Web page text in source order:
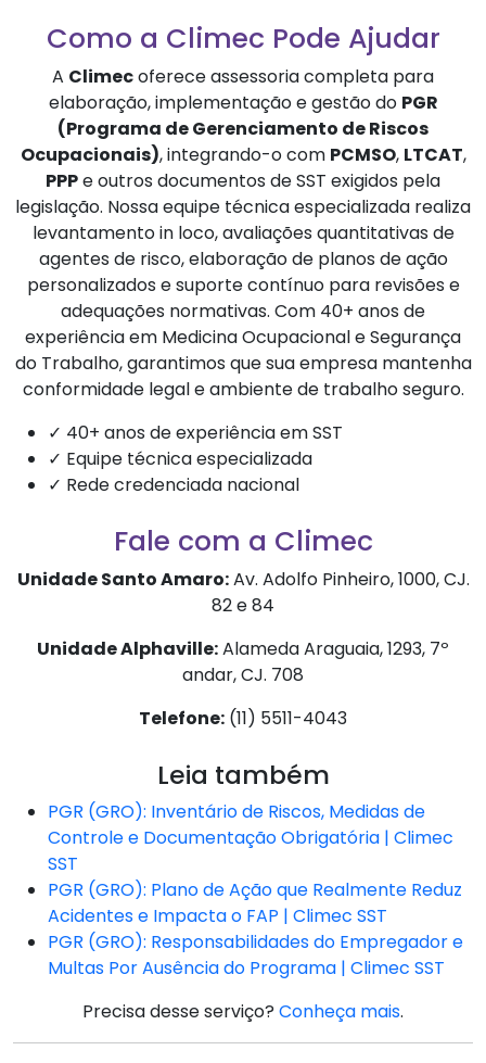
Como a Climec Pode Ajudar
A Climecoferece assessoria completa para
elaboração, implementação e gestão do PGR
(Programa de Gerenciamento de Riscos
Ocupacionais), integrando-o com PCMSO, LTCAT,
PPPe outros documentos de SST exigidos pela
legislação. Nossa equipe técnica especializada realiza
levantamento in loco, avaliações quantitativas de
agentes de risco, elaboração de planos de ação
personalizados e suporte contínuo para revisões e
adequações normativas. Com 40+ anos de
experiência em Medicina Ocupacional e Segurança
do Trabalho, garantimos que sua empresa mantenha
conformidade legal e ambiente de trabalho seguro.
✓ 40+ anos de experiência em SST
✓ Equipe técnica especializada
✓ Rede credenciada nacional
Fale com a Climec
Unidade Santo Amaro:Av. Adolfo Pinheiro, 1000, CJ.
82 e 84
Unidade Alphaville:Alameda Araguaia, 1293, 7º
andar, CJ. 708
Telefone: (11) 5511-4043
Leia também
PGR (GRO): Inventário de Riscos, Medidas de
Controle e Documentação Obrigatória | Climec
SST
PGR (GRO): Plano de Ação que Realmente Reduz
Acidentes e Impacta o FAP | Climec SST
PGR (GRO): Responsabilidades do Empregador e
Multas Por Ausência do Programa | Climec SST
Precisa desse serviço? Conheça mais.